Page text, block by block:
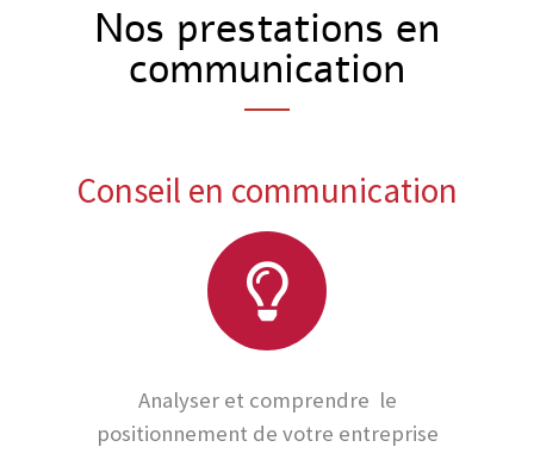
Nos prestations en
communication
Conseil en communication
Analyser et comprendre le
positionnement de votre entreprise